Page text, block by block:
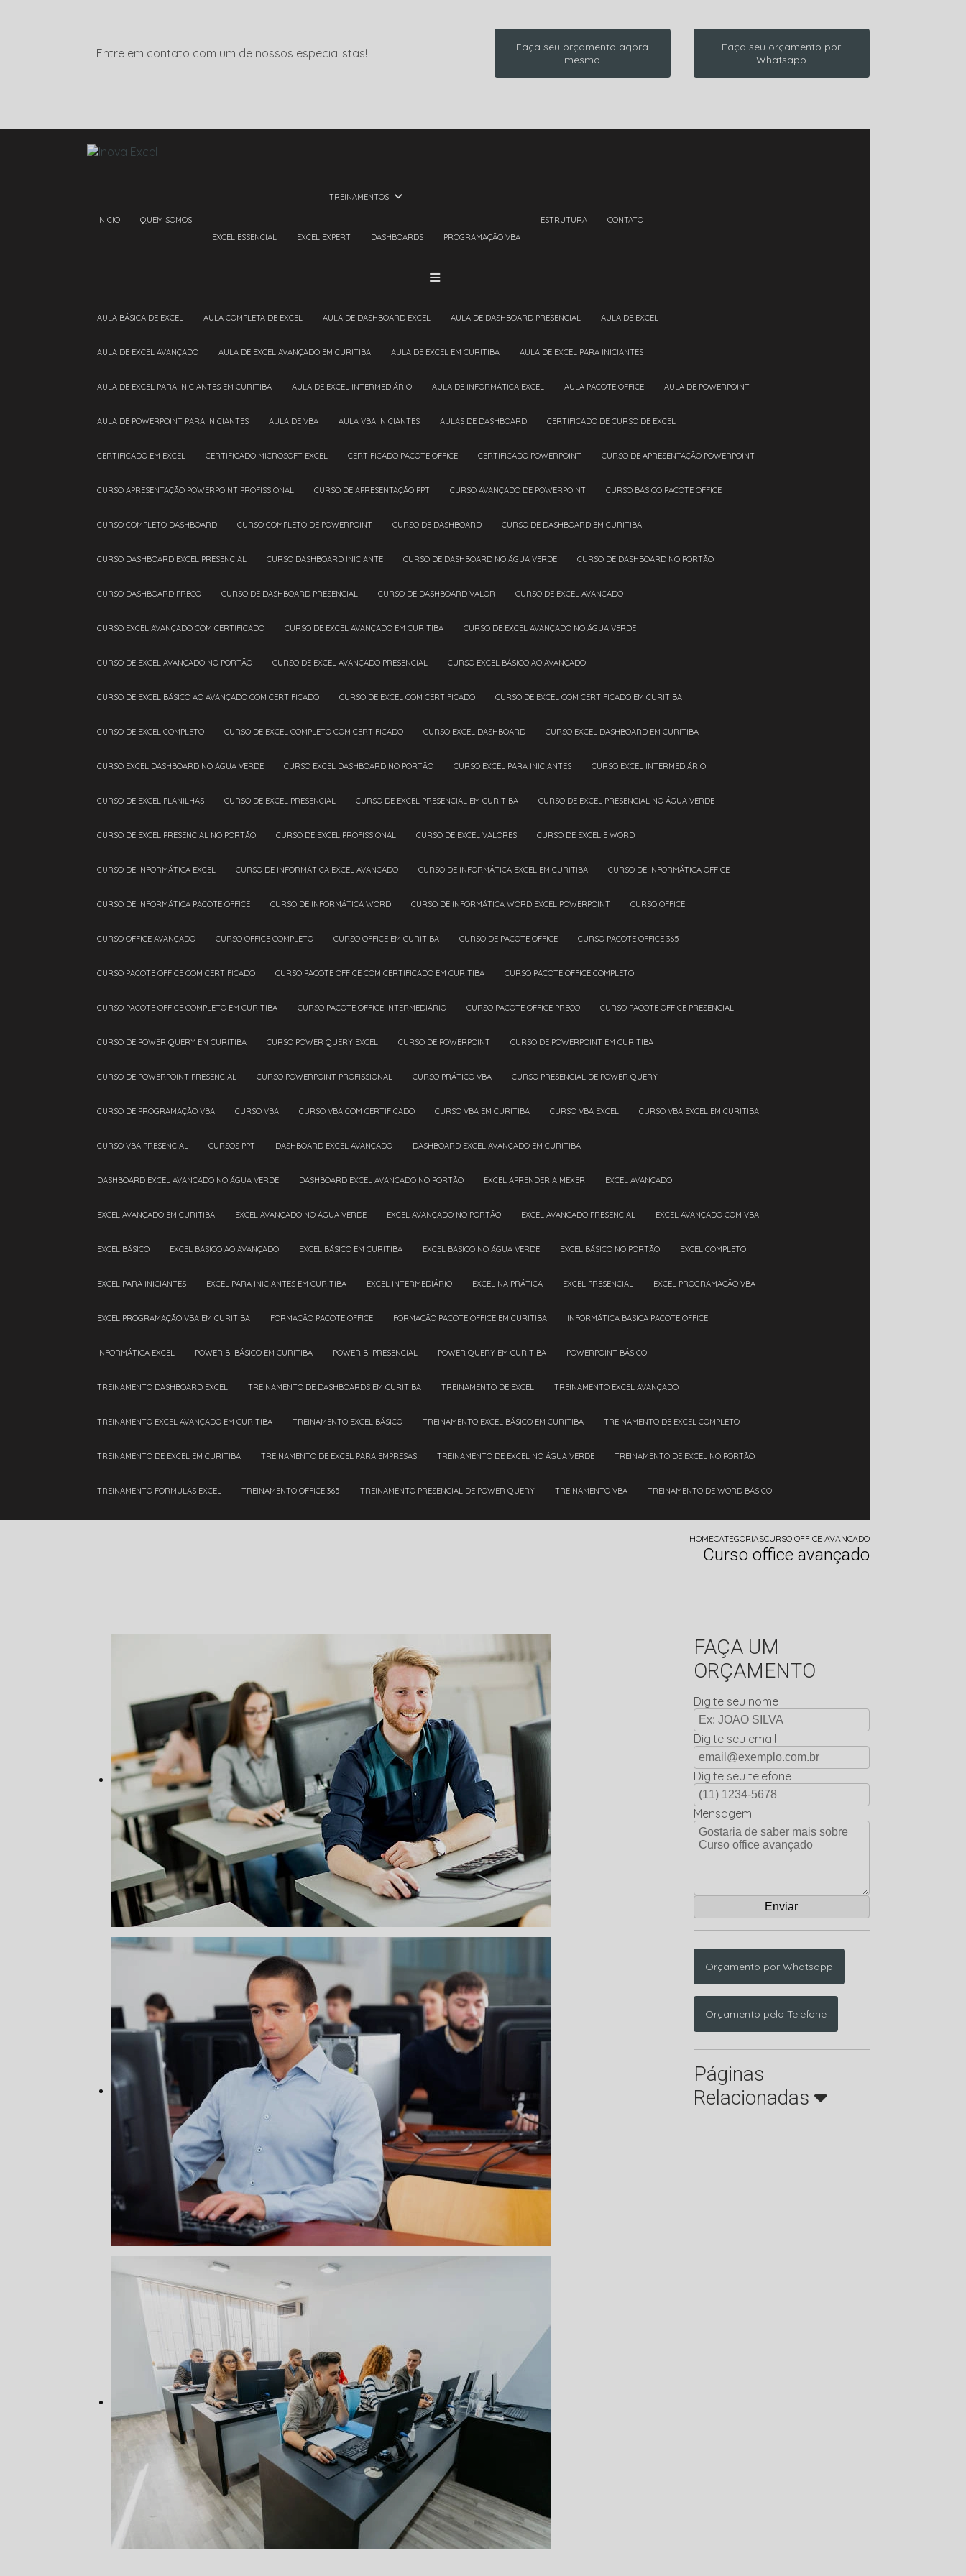
Entre em contato com um de nossos especialistas!
Faça seu orçamento agora
mesmo
Faça seu orçamento por
Whatsapp
INÍCIO QUEM SOMOS
TREINAMENTOS
EXCEL ESSENCIAL EXCEL EXPERT DASHBOARDS PROGRAMAÇÃO VBA
ESTRUTURA CONTATO
AULA BÁSICA DE EXCEL AULA COMPLETA DE EXCEL AULA DE DASHBOARD EXCEL AULA DE DASHBOARD PRESENCIAL AULA DE EXCEL
AULA DE EXCEL AVANÇADO AULA DE EXCEL AVANÇADO EM CURITIBA AULA DE EXCEL EM CURITIBA AULA DE EXCEL PARA INICIANTES
AULA DE EXCEL PARA INICIANTES EM CURITIBA AULA DE EXCEL INTERMEDIÁRIO AULA DE INFORMÁTICA EXCEL AULA PACOTE OFFICE AULA DE POWERPOINT
AULA DE POWERPOINT PARA INICIANTES AULA DE VBA AULA VBA INICIANTES AULAS DE DASHBOARD CERTIFICADO DE CURSO DE EXCEL
CERTIFICADO EM EXCEL CERTIFICADO MICROSOFT EXCEL CERTIFICADO PACOTE OFFICE CERTIFICADO POWERPOINT CURSO DE APRESENTAÇÃO POWERPOINT
CURSO APRESENTAÇÃO POWERPOINT PROFISSIONAL CURSO DE APRESENTAÇÃO PPT CURSO AVANÇADO DE POWERPOINT CURSO BÁSICO PACOTE OFFICE
CURSO COMPLETO DASHBOARD CURSO COMPLETO DE POWERPOINT CURSO DE DASHBOARD CURSO DE DASHBOARD EM CURITIBA
CURSO DASHBOARD EXCEL PRESENCIAL CURSO DASHBOARD INICIANTE CURSO DE DASHBOARD NO ÁGUA VERDE CURSO DE DASHBOARD NO PORTÃO
CURSO DASHBOARD PREÇO CURSO DE DASHBOARD PRESENCIAL CURSO DE DASHBOARD VALOR CURSO DE EXCEL AVANÇADO
CURSO EXCEL AVANÇADO COM CERTIFICADO CURSO DE EXCEL AVANÇADO EM CURITIBA CURSO DE EXCEL AVANÇADO NO ÁGUA VERDE
CURSO DE EXCEL AVANÇADO NO PORTÃO CURSO DE EXCEL AVANÇADO PRESENCIAL CURSO EXCEL BÁSICO AO AVANÇADO
CURSO DE EXCEL BÁSICO AO AVANÇADO COM CERTIFICADO CURSO DE EXCEL COM CERTIFICADO CURSO DE EXCEL COM CERTIFICADO EM CURITIBA
CURSO DE EXCEL COMPLETO CURSO DE EXCEL COMPLETO COM CERTIFICADO CURSO EXCEL DASHBOARD CURSO EXCEL DASHBOARD EM CURITIBA
CURSO EXCEL DASHBOARD NO ÁGUA VERDE CURSO EXCEL DASHBOARD NO PORTÃO CURSO EXCEL PARA INICIANTES CURSO EXCEL INTERMEDIÁRIO
CURSO DE EXCEL PLANILHAS CURSO DE EXCEL PRESENCIAL CURSO DE EXCEL PRESENCIAL EM CURITIBA CURSO DE EXCEL PRESENCIAL NO ÁGUA VERDE
CURSO DE EXCEL PRESENCIAL NO PORTÃO CURSO DE EXCEL PROFISSIONAL CURSO DE EXCEL VALORES CURSO DE EXCEL E WORD
CURSO DE INFORMÁTICA EXCEL CURSO DE INFORMÁTICA EXCEL AVANÇADO CURSO DE INFORMÁTICA EXCEL EM CURITIBA CURSO DE INFORMÁTICA OFFICE
CURSO DE INFORMÁTICA PACOTE OFFICE CURSO DE INFORMÁTICA WORD CURSO DE INFORMÁTICA WORD EXCEL POWERPOINT CURSO OFFICE
CURSO OFFICE AVANÇADO CURSO OFFICE COMPLETO CURSO OFFICE EM CURITIBA CURSO DE PACOTE OFFICE CURSO PACOTE OFFICE 365
CURSO PACOTE OFFICE COM CERTIFICADO CURSO PACOTE OFFICE COM CERTIFICADO EM CURITIBA CURSO PACOTE OFFICE COMPLETO
CURSO PACOTE OFFICE COMPLETO EM CURITIBA CURSO PACOTE OFFICE INTERMEDIÁRIO CURSO PACOTE OFFICE PREÇO CURSO PACOTE OFFICE PRESENCIAL
CURSO DE POWER QUERY EM CURITIBA CURSO POWER QUERY EXCEL CURSO DE POWERPOINT CURSO DE POWERPOINT EM CURITIBA
CURSO DE POWERPOINT PRESENCIAL CURSO POWERPOINT PROFISSIONAL CURSO PRÁTICO VBA CURSO PRESENCIAL DE POWER QUERY
CURSO DE PROGRAMAÇÃO VBA CURSO VBA CURSO VBA COM CERTIFICADO CURSO VBA EM CURITIBA CURSO VBA EXCEL CURSO VBA EXCEL EM CURITIBA
CURSO VBA PRESENCIAL CURSOS PPT DASHBOARD EXCEL AVANÇADO DASHBOARD EXCEL AVANÇADO EM CURITIBA
DASHBOARD EXCEL AVANÇADO NO ÁGUA VERDE DASHBOARD EXCEL AVANÇADO NO PORTÃO EXCEL APRENDER A MEXER EXCEL AVANÇADO
EXCEL AVANÇADO EM CURITIBA EXCEL AVANÇADO NO ÁGUA VERDE EXCEL AVANÇADO NO PORTÃO EXCEL AVANÇADO PRESENCIAL EXCEL AVANÇADO COM VBA
EXCEL BÁSICO EXCEL BÁSICO AO AVANÇADO EXCEL BÁSICO EM CURITIBA EXCEL BÁSICO NO ÁGUA VERDE EXCEL BÁSICO NO PORTÃO EXCEL COMPLETO
EXCEL PARA INICIANTES EXCEL PARA INICIANTES EM CURITIBA EXCEL INTERMEDIÁRIO EXCEL NA PRÁTICA EXCEL PRESENCIAL EXCEL PROGRAMAÇÃO VBA
EXCEL PROGRAMAÇÃO VBA EM CURITIBA FORMAÇÃO PACOTE OFFICE FORMAÇÃO PACOTE OFFICE EM CURITIBA INFORMÁTICA BÁSICA PACOTE OFFICE
INFORMÁTICA EXCEL POWER BI BÁSICO EM CURITIBA POWER BI PRESENCIAL POWER QUERY EM CURITIBA POWERPOINT BÁSICO
TREINAMENTO DASHBOARD EXCEL TREINAMENTO DE DASHBOARDS EM CURITIBA TREINAMENTO DE EXCEL TREINAMENTO EXCEL AVANÇADO
TREINAMENTO EXCEL AVANÇADO EM CURITIBA TREINAMENTO EXCEL BÁSICO TREINAMENTO EXCEL BÁSICO EM CURITIBA TREINAMENTO DE EXCEL COMPLETO
TREINAMENTO DE EXCEL EM CURITIBA TREINAMENTO DE EXCEL PARA EMPRESAS TREINAMENTO DE EXCEL NO ÁGUA VERDE TREINAMENTO DE EXCEL NO PORTÃO
TREINAMENTO FORMULAS EXCEL TREINAMENTO OFFICE 365 TREINAMENTO PRESENCIAL DE POWER QUERY TREINAMENTO VBA TREINAMENTO DE WORD BÁSICO
HOMECATEGORIASCURSO OFFICE AVANÇADO
Curso office avançado
FAÇA UM
ORÇAMENTO
Digite seu nome
Digite seu email
Digite seu telefone
Mensagem
Orçamento por Whatsapp
Orçamento pelo Telefone
Páginas
Relacionadas